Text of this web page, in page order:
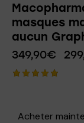
masques
aucun
349,90€
Acheter